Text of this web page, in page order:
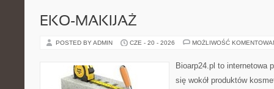
EKO-MAKIJAŻ
POSTED BY ADMIN CZE - 20 - 2026 MOŻLIWOŚĆ
Bioarp24.pl to internetowa
się wokół produktów